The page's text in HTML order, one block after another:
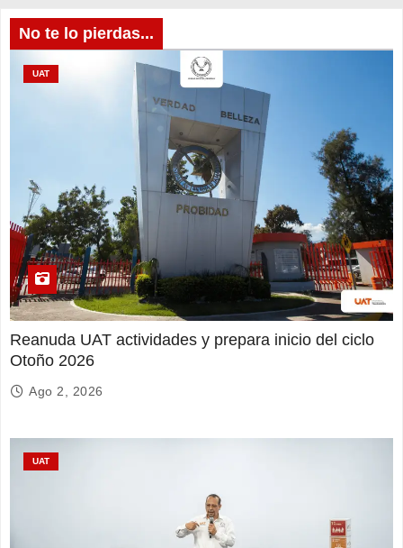
No te lo pierdas...
UAT
Reanuda UAT actividades y prepara inicio del ciclo
Otoño 2026
Ago 2, 2026
UAT